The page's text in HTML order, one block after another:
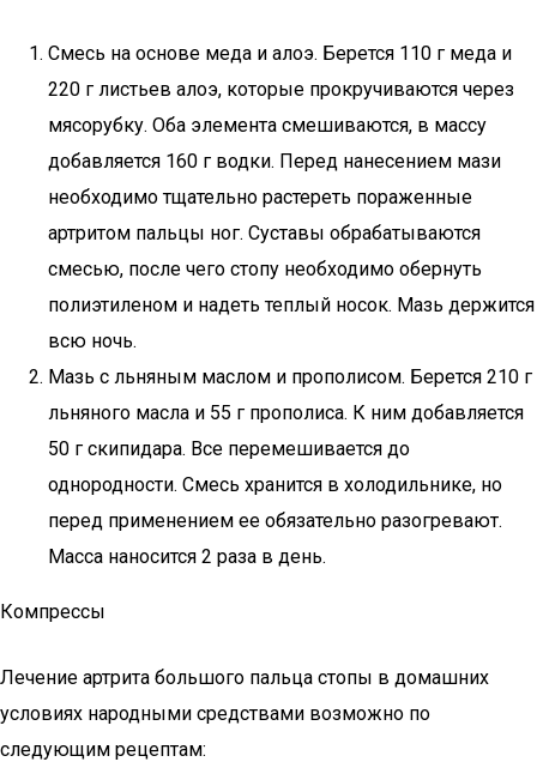
Смесь на основе меда и алоэ. Берется 110 г меда и
220 г листьев алоэ, которые прокручиваются через
мясорубку. Оба элемента смешиваются, в массу
добавляется 160 г водки. Перед нанесением мази
необходимо тщательно растереть пораженные
артритом пальцы ног. Суставы обрабатываются
смесью, после чего стопу необходимо обернуть
полиэтиленом и надеть теплый носок. Мазь держится
всю ночь.
Мазь с льняным маслом и прополисом. Берется 210 г
льняного масла и 55 г прополиса. К ним добавляется
50 г скипидара. Все перемешивается до
однородности. Смесь хранится в холодильнике, но
перед применением ее обязательно разогревают.
Масса наносится 2 раза в день.
Компрессы
Лечение артрита большого пальца стопы в домашних
условиях народными средствами возможно по
следующим рецептам: